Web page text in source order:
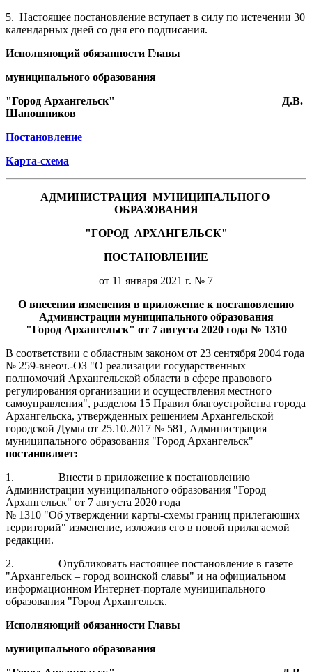
5. Настоящее постановление вступает в силу по истечении 30
календарных дней со дня его подписания.
Исполняющий обязанности Главы
муниципального образования
"Город Архангельск"
Д.В.
Шапошников
Постановление
Карта-схема
АДМИНИСТРАЦИЯ МУНИЦИПАЛЬНОГО
ОБРАЗОВАНИЯ
"ГОРОД АРХАНГЕЛЬСК"
ПОСТАНОВЛЕНИЕ
от 11 января 2021 г. № 7
О внесении изменения в приложение к постановлению
Администрации муниципального образования
"Город Архангельск" от 7 августа 2020 года № 1310
В соответствии с областным законом от 23 сентября 2004 года
№ 259-внеоч.-ОЗ "О реализации государственных
полномочий Архангельской области в сфере правового
регулирования организации и осуществления местного
самоуправления", разделом 15 Правил благоустройства города
Архангельска, утвержденных решением Архангельской
городской Думы от 25.10.2017 № 581, Администрация
муниципального образования "Город Архангельск"
постановляет:
1.
Внести в приложение к постановлению
Администрации муниципального образования "Город
Архангельск" от 7 августа 2020 года
№ 1310 "Об утверждении карты-схемы границ прилегающих
территорий" изменение, изложив его в новой прилагаемой
редакции.
2.
Опубликовать настоящее постановление в газете
"Архангельск – город воинской славы" и на официальном
информационном Интернет-портале муниципального
образования "Город Архангельск.
Исполняющий обязанности Главы
муниципального образования